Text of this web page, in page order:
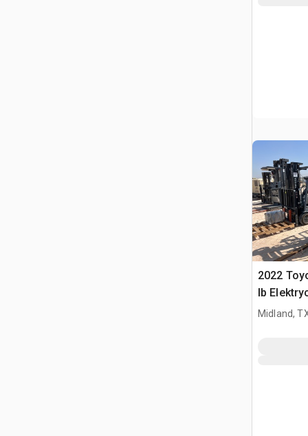
2022
lb
widłowy
Midland,